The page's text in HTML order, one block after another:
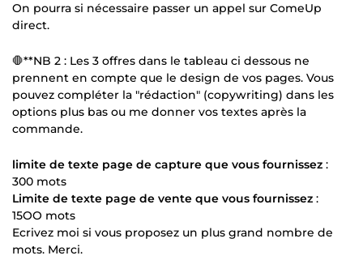
On pourra si nécessaire passer un appel sur ComeUp
direct.
🛑**NB 2 : Les 3 offres dans le tableau ci dessous ne
prennent en compte que le design de vos pages. Vous
pouvez compléter la "rédaction" (copywriting) dans les
options plus bas ou me donner vos textes après la
commande.
limite de texte page de capture que vous fournissez :
300 mots
Limite de texte page de vente que vous fournissez :
15OO mots
Ecrivez moi si vous proposez un plus grand nombre de
mots. Merci.